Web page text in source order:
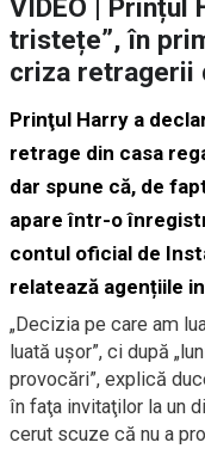
VIDEO | Prințul
tristețe”, în
criza retragerii
Prinţul Harry a
retrage din casa
dar spune că, de
apare într-o
contul oficial de
relatează agențiile
„Decizia pe care am
luată uşor”, ci după
provocări”, explică
în faţa invitaţilor la un
cerut scuze că nu a